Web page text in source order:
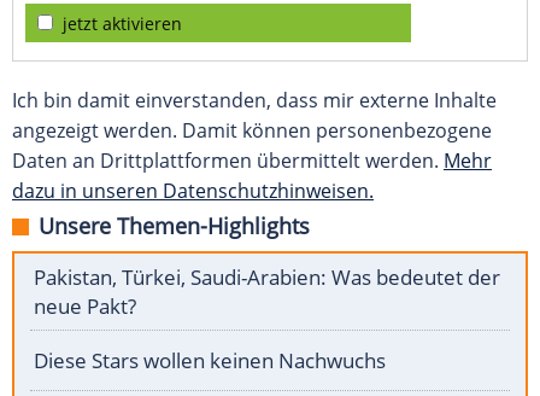
jetzt aktivieren
Ich bin damit einverstanden, dass mir externe Inhalte
angezeigt werden. Damit können personenbezogene
Daten an Drittplattformen übermittelt werden. Mehr
dazu in unseren Datenschutzhinweisen.
Unsere Themen-Highlights
Pakistan, Türkei, Saudi-Arabien: Was bedeutet der
neue Pakt?
Diese Stars wollen keinen Nachwuchs